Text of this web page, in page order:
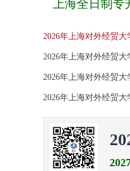
2026年上海对外经贸
2026年上海对外经贸
2026年上海对外经贸
2026年上海对外经贸